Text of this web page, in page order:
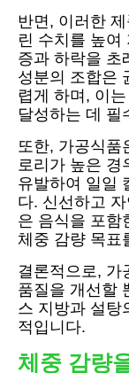
반면, 이러한
린 수치를 높여
증과 하락을 초
성분의 조합은
렵게 하며, 이
달성하는 데 필
또한, 가공식품
로리가 높은 경
유발하여 일일
다. 신선하고
은 음식을 포함
체중 감량 목표
결론적으로, 가
품질을 개선할
스 지방과 설탕
적입니다.
체중 감량